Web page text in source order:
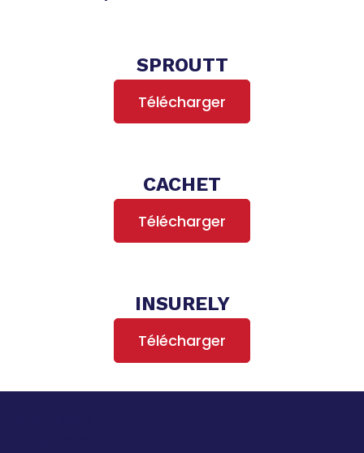
SPROUTT
Télécharger
CACHET
Télécharger
INSURELY
Télécharger